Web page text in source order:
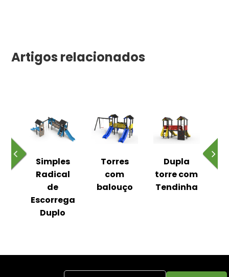
Artigos relacionados
Simples
Radical
de
Escorrega
Duplo
Torres
com
balouço
Dupla
torre com
Tendinha